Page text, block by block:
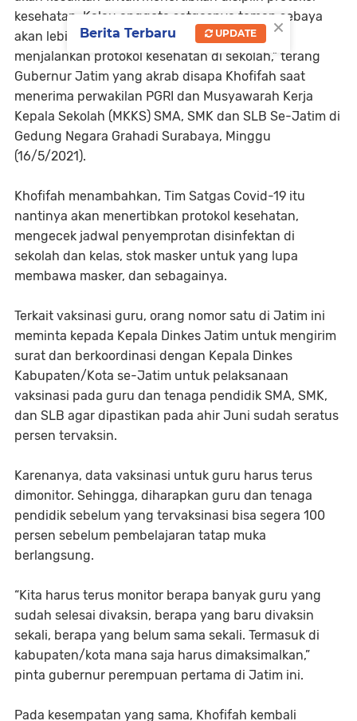
kesehatan. Kalau anggota satgasnya teman sebaya
akan lebih mudah mengingatkan kedisiplinan
menjalankan protokol kesehatan di sekolah,” terang
Gubernur Jatim yang akrab disapa Khofifah saat
menerima perwakilan PGRI dan Musyawarah Kerja
Kepala Sekolah (MKKS) SMA, SMK dan SLB Se-Jatim di
Gedung Negara Grahadi Surabaya, Minggu
(16/5/2021).
Khofifah menambahkan, Tim Satgas Covid-19 itu
nantinya akan menertibkan protokol kesehatan,
mengecek jadwal penyemprotan disinfektan di
sekolah dan kelas, stok masker untuk yang lupa
membawa masker, dan sebagainya.
Terkait vaksinasi guru, orang nomor satu di Jatim ini
meminta kepada Kepala Dinkes Jatim untuk mengirim
surat dan berkoordinasi dengan Kepala Dinkes
Kabupaten/Kota se-Jatim untuk pelaksanaan
vaksinasi pada guru dan tenaga pendidik SMA, SMK,
dan SLB agar dipastikan pada ahir Juni sudah seratus
persen tervaksin.
Karenanya, data vaksinasi untuk guru harus terus
dimonitor. Sehingga, diharapkan guru dan tenaga
pendidik sebelum yang tervaksinasi bisa segera 100
persen sebelum pembelajaran tatap muka
berlangsung.
“Kita harus terus monitor berapa banyak guru yang
sudah selesai divaksin, berapa yang baru divaksin
sekali, berapa yang belum sama sekali. Termasuk di
kabupaten/kota mana saja harus dimaksimalkan,”
pinta gubernur perempuan pertama di Jatim ini.
Pada kesempatan yang sama, Khofifah kembali
×
Berita Terbaru UPDATE